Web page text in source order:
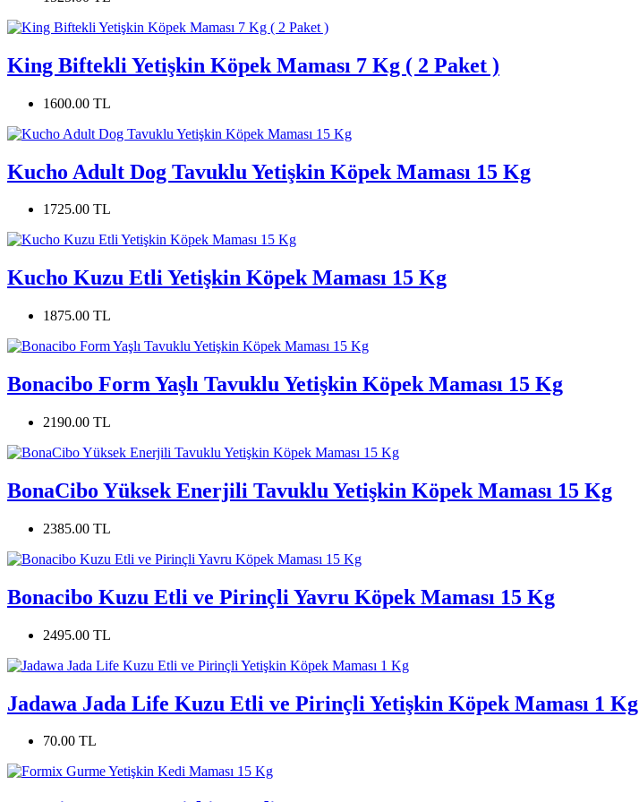
King Biftekli Yetişkin Köpek Maması 7 Kg ( 2 Paket )
1600.00 TL
Kucho Adult Dog Tavuklu Yetişkin Köpek Maması 15 Kg
1725.00 TL
Kucho Kuzu Etli Yetişkin Köpek Maması 15 Kg
1875.00 TL
Bonacibo Form Yaşlı Tavuklu Yetişkin Köpek Maması 15 Kg
2190.00 TL
BonaCibo Yüksek Enerjili Tavuklu Yetişkin Köpek Maması 15 Kg
2385.00 TL
Bonacibo Kuzu Etli ve Pirinçli Yavru Köpek Maması 15 Kg
2495.00 TL
Jadawa Jada Life Kuzu Etli ve Pirinçli Yetişkin Köpek Maması 1 Kg
70.00 TL